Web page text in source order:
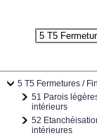
5 T5 Fermetures /
51 Parois
intérieurs
52
intérieures